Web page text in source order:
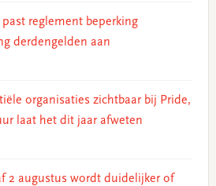
past reglement beperking
derdengelden aan
organisaties zichtbaar bij Pride,
laat het dit jaar afweten
2 augustus wordt duidelijker of